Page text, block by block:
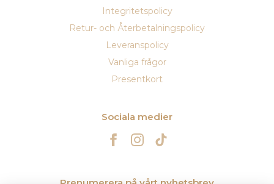
Integritetspolicy
Retur- och Återbetalningspolicy
Leveranspolicy
Vanliga frågor
Presentkort
Sociala medier